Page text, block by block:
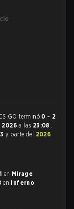
terminó 0 - 2
2026a las 23:08 .
y parte del 2026
en Mirage
en Inferno